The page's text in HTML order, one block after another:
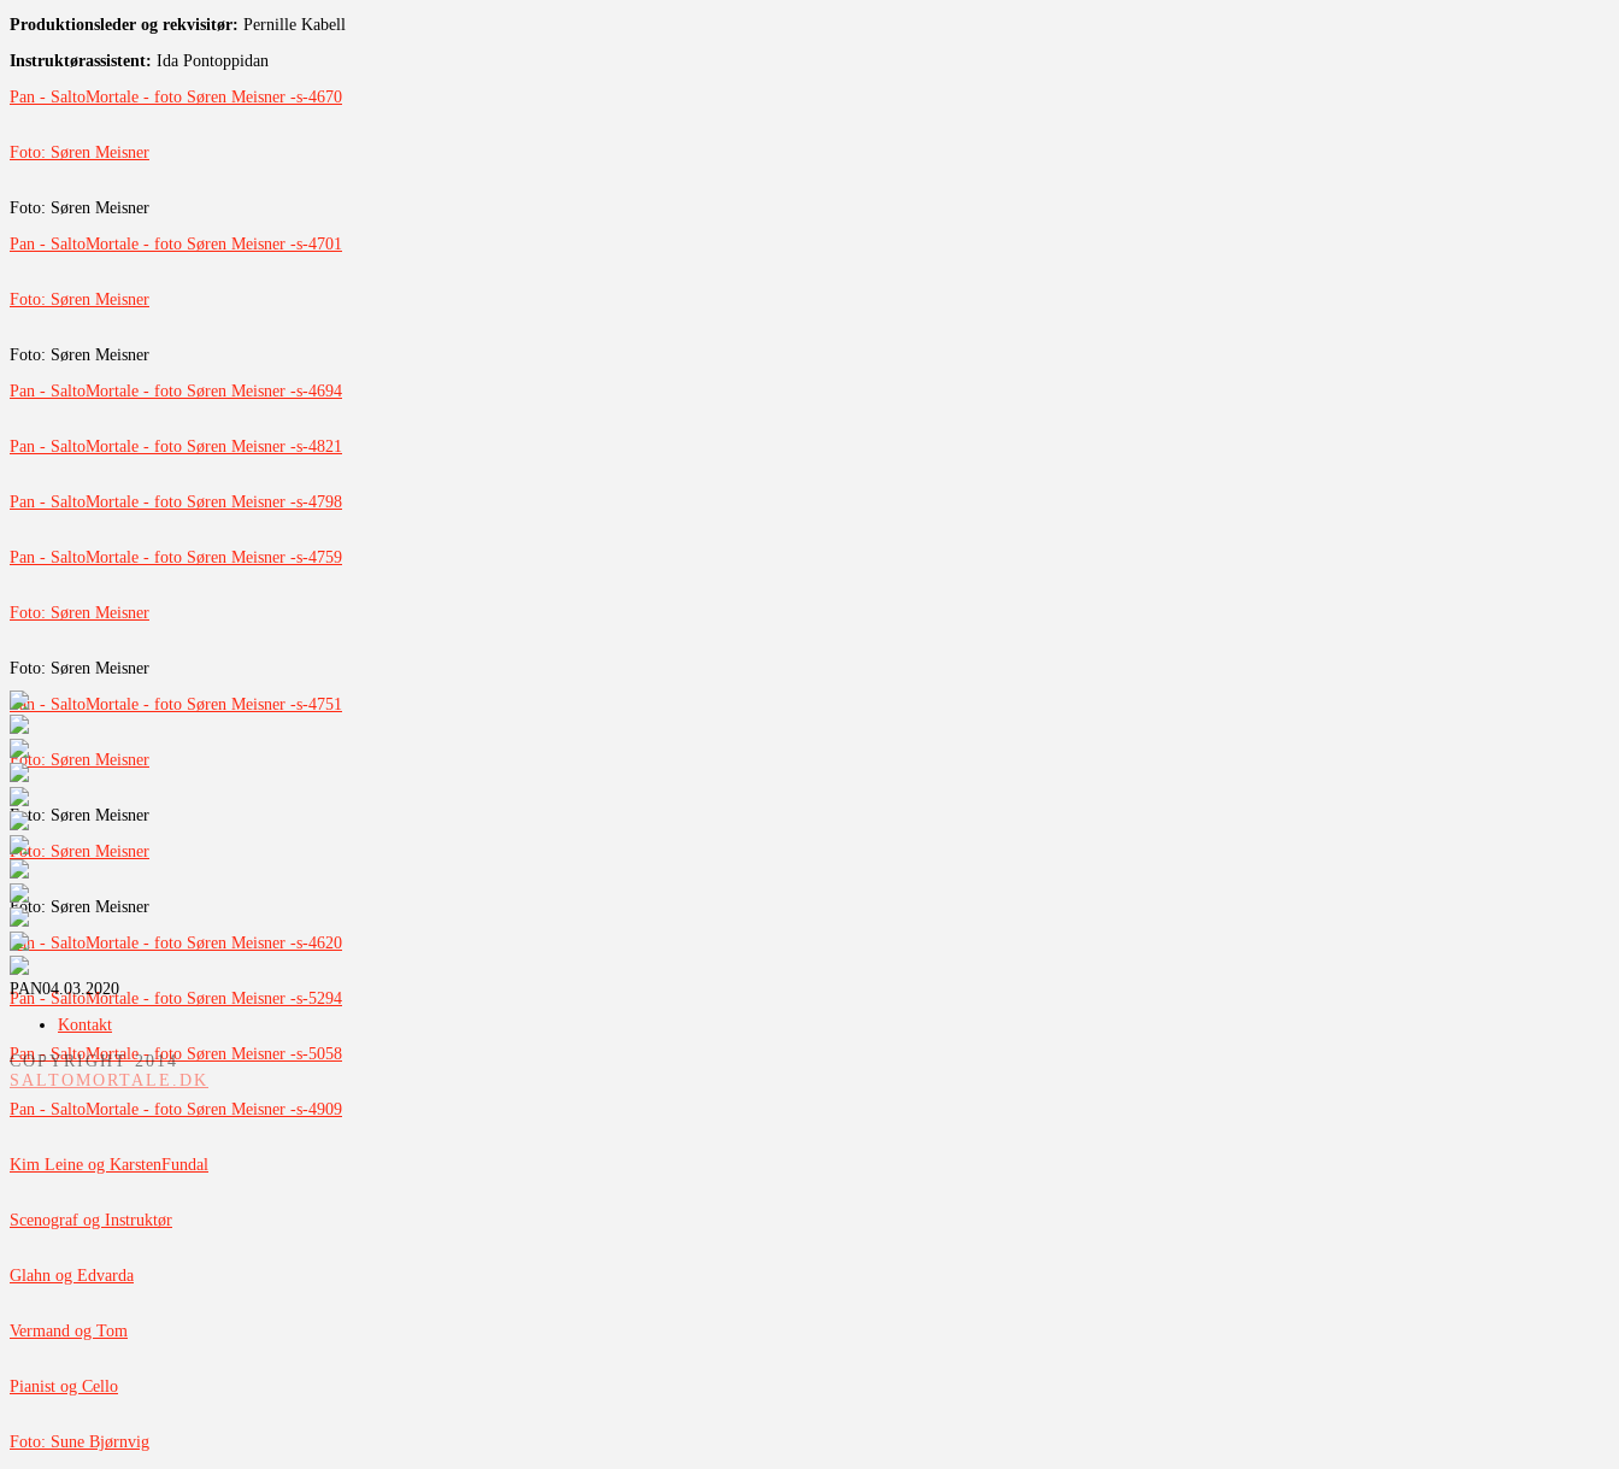
Produktionsleder og rekvisitør: Pernille Kabell
Instruktørassistent: Ida Pontoppidan
Pan - SaltoMortale - foto Søren Meisner -s-4670
Foto: Søren Meisner
Foto: Søren Meisner
Pan - SaltoMortale - foto Søren Meisner -s-4701
Foto: Søren Meisner
Foto: Søren Meisner
Pan - SaltoMortale - foto Søren Meisner -s-4694
Pan - SaltoMortale - foto Søren Meisner -s-4821
Pan - SaltoMortale - foto Søren Meisner -s-4798
Pan - SaltoMortale - foto Søren Meisner -s-4759
Foto: Søren Meisner
Foto: Søren Meisner
Pan - SaltoMortale - foto Søren Meisner -s-4751
Foto: Søren Meisner
Foto: Søren Meisner
Foto: Søren Meisner
Foto: Søren Meisner
Pan - SaltoMortale - foto Søren Meisner -s-4620
Pan - SaltoMortale - foto Søren Meisner -s-5294
Pan - SaltoMortale - foto Søren Meisner -s-5058
Pan - SaltoMortale - foto Søren Meisner -s-4909
Kim Leine og KarstenFundal
Scenograf og Instruktør
Glahn og Edvarda
Vermand og Tom
Pianist og Cello
Foto: Sune Bjørnvig
PAN04.03.2020
Kontakt
COPYRIGHT 2014
SALTOMORTALE.DK